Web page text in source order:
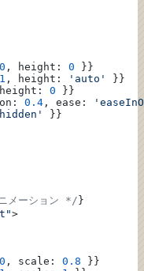
0 , height: 0 }}
1 , height: 'auto'
}}
0 }}
0.4 , ease:
}}
メーション */ }
>
0 , scale: 0.8 }}